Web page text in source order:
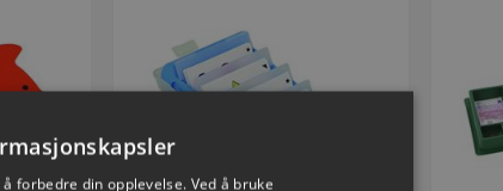
forbedre din opplevelse. Ved å bruke